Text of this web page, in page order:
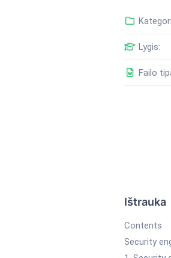
Lygis:
Failo
Ištrauka
Contents
Security